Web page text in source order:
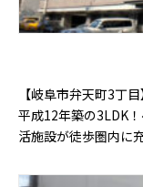
【岐阜市弁天町3丁
平成12年築の3LDK
活施設が徒歩圏内に